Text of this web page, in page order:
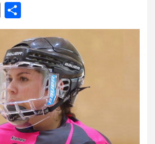
E
m
ail
o
m
p
ar
tir